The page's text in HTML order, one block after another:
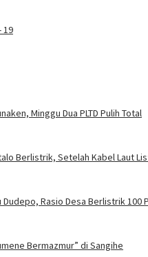
19
Minggu Dua PLTD Pulih Total
Berlistrik, Setelah Kabel Laut
Rasio Desa Berlistrik 100
Bermazmur” di Sangihe